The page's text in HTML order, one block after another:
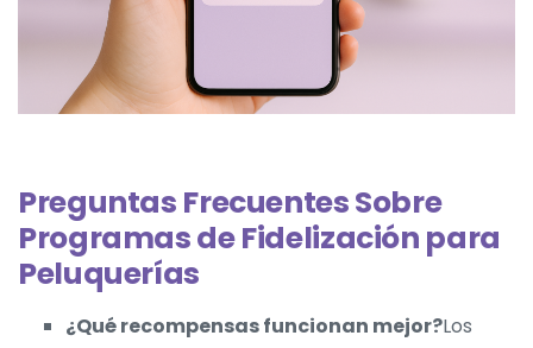
Preguntas Frecuentes Sobre
Programas de Fidelización para
Peluquerías
¿Qué recompensas funcionan mejor?Los